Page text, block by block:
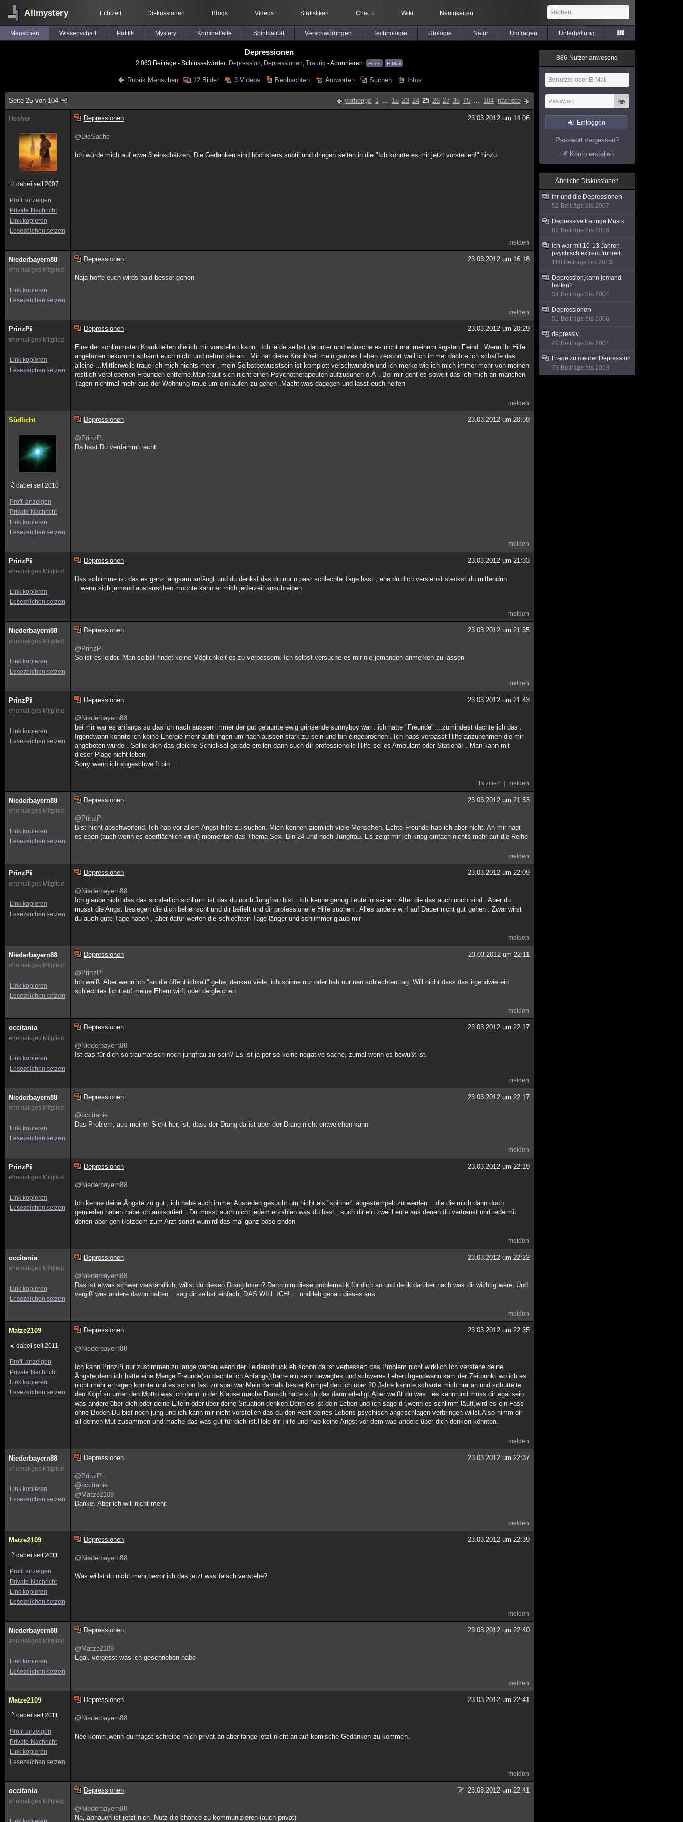
Allmystery Echtzeit Diskussionen Blogs Videos Statistiken Chat 2 Wiki Neuigkeiten
Menschen Wissenschaft Politik Mystery Kriminalfälle Spiritualität Verschwörungen Technologie Ufologie Natur Umfragen Unterhaltung
Depressionen
2.063 Beiträge ▪ Schlüsselwörter: Depression Depressionen Traurig ▪ Abonnieren: Feed E-Mail
Rubrik Menschen 12 Bilder 3 Videos Beobachten Antworten Suchen Infos
Seite 25 von 104 vorherige 1 ... 15 23 24 25 26 27 35 75 ... 104 nächste
Hesher
dabei seit 2007
Profil anzeigen
Private Nachricht
Link kopieren
Lesezeichen setzen
Depressionen 23.03.2012 um 14:06
@DieSache
Ich würde mich auf etwa 3 einschätzen. Die Gedanken sind höchstens subtil und dringen selten in die "Ich könnte es mir jetzt vorstellen!" hinzu.
melden
Niederbayern88
ehemaliges Mitglied
Link kopieren
Lesezeichen setzen
Depressionen 23.03.2012 um 16:18
Naja hoffe euch wirds bald besser gehen
melden
PrinzPi
ehemaliges Mitglied
Link kopieren
Lesezeichen setzen
Depressionen 23.03.2012 um 20:29
Eine der schlimmsten Krankheiten die ich mir vorstellen kann...Ich leide selbst darunter und wünsche es nicht mal meinem ärgsten Feind . Wenn ihr Hilfe
angeboten bekommt schämt euch nicht und nehmt sie an . Mir hat diese Krankheit mein ganzes Leben zerstört weil ich immer dachte ich schaffe das
alleine ...Mittlerweile traue ich mich nichts mehr , mein Selbstbewusstsein ist komplett verschwunden und ich merke wie ich mich immer mehr von meinen
restlich verbliebenen Freunden entferne.Man traut sich nicht einen Psychotherapeuten aufzusuhen o.Ä . Bei mir geht es soweit das ich mich an manchen
Tagen nichtmal mehr aus der Wohnung traue um einkaufen zu gehen .Macht was dagegen und lasst euch helfen
melden
Südlicht
dabei seit 2010
Profil anzeigen
Private Nachricht
Link kopieren
Lesezeichen setzen
Depressionen 23.03.2012 um 20:59
@PrinzPi
Da hast Du verdammt recht.
melden
PrinzPi
ehemaliges Mitglied
Link kopieren
Lesezeichen setzen
Depressionen 23.03.2012 um 21:33
Das schlimme ist das es ganz langsam anfängt und du denkst das du nur n paar schlechte Tage hast , ehe du dich versiehst steckst du mittendrin
...wenn sich jemand austauschen möchte kann er mich jederzeit anschreiben .
melden
Niederbayern88
ehemaliges Mitglied
Link kopieren
Lesezeichen setzen
Depressionen 23.03.2012 um 21:35
@PrinzPi
So ist es leider. Man selbst findet keine Möglichkeit es zu verbessern. Ich selbst versuche es mir nie jemanden anmerken zu lassen
melden
PrinzPi
ehemaliges Mitglied
Link kopieren
Lesezeichen setzen
Depressionen 23.03.2012 um 21:43
@Niederbayern88
bei mir war es anfangs so das ich nach aussen immer der gut gelaunte ewig grinsende sunnyboy war . ich hatte "Freunde" ...zumindest dachte ich das .
Irgendwann konnte ich keine Energie mehr aufbringen um nach aussen stark zu sein und bin eingebrochen . Ich habs verpasst Hilfe anzunehmen die mir
angeboten wurde . Sollte dich das gleiche Schicksal gerade ereilen dann such dir professionelle Hilfe sei es Ambulant oder Stationär . Man kann mit
dieser Plage nicht leben.
Sorry wenn ich abgeschweift bin ...
1x zitiert melden
Niederbayern88
ehemaliges Mitglied
Link kopieren
Lesezeichen setzen
Depressionen 23.03.2012 um 21:53
@PrinzPi
Bist nicht abschweifend. Ich hab vor allem Angst hilfe zu suchen. Mich kennen ziemlich viele Menschen. Echte Freunde hab ich aber nicht. An mir nagt
es eben (auch wenn es oberflächlich wirkt) momentan das Thema Sex. Bin 24 und noch Jungfrau. Es zeigt mir ich krieg einfach nichts mehr auf die Reihe
melden
PrinzPi
ehemaliges Mitglied
Link kopieren
Lesezeichen setzen
Depressionen 23.03.2012 um 22:09
@Niederbayern88
Ich glaube nicht das das sonderlich schlimm ist das du noch Jungfrau bist . Ich kenne genug Leute in seinem Alter die das auch noch sind . Aber du
musst die Angst besiegen die dich beherrscht und dir befielt und dir professionelle Hilfe suchen . Alles andere wirf auf Dauer nicht gut gehen . Zwar wirst
du auch gute Tage haben , aber dafür werfen die schlechten Tage länger und schlimmer glaub mir
melden
Niederbayern88
ehemaliges Mitglied
Link kopieren
Lesezeichen setzen
Depressionen 23.03.2012 um 22:11
@PrinzPi
Ich weiß. Aber wenn ich "an die öffentlichkeit" gehe, denken viele, ich spinne nur oder hab nur nen schlechten tag. Will nicht dass das irgendwie ein
schlechtes licht auf meine Eltern wirft oder dergleichen
melden
occitania
ehemaliges Mitglied
Link kopieren
Lesezeichen setzen
Depressionen 23.03.2012 um 22:17
@Niederbayern88
Ist das für dich so traumatisch noch jungfrau zu sein? Es ist ja per se keine negative sache, zumal wenn es bewußt ist.
melden
Niederbayern88
ehemaliges Mitglied
Link kopieren
Lesezeichen setzen
Depressionen 23.03.2012 um 22:17
@occitania
Das Problem, aus meiner Sicht her, ist, dass der Drang da ist aber der Drang nicht entweichen kann
melden
PrinzPi
ehemaliges Mitglied
Link kopieren
Lesezeichen setzen
Depressionen 23.03.2012 um 22:19
@Niederbayern88
Ich kenne deine Ängste zu gut , ich habe auch immer Ausreden gesucht um nicht als "spinner" abgestempelt zu werden ...die die mich dann doch
gemieden haben habe ich aussortiert . Du musst auch nicht jedem erzählen was du hast , such dir ein zwei Leute aus denen du vertraust und rede mit
denen aber geh trotzdem zum Arzt sonst wumird das mal ganz böse enden
melden
occitania
ehemaliges Mitglied
Link kopieren
Lesezeichen setzen
Depressionen 23.03.2012 um 22:22
@Niederbayern88
Das ist etwas schwer verständlich, willst du diesen Drang lösen? Dann nim diese problematik für dich an und denk darüber nach was dir wichtig wäre. Und
vergiß was andere davon halten... sag dir selbst einfach, DAS WILL ICH! ... und leb genau dieses aus
melden
Matze2109
dabei seit 2011
Profil anzeigen
Private Nachricht
Link kopieren
Lesezeichen setzen
Depressionen 23.03.2012 um 22:35
@Niederbayern88
Ich kann PrinzPi nur zustimmen,zu lange warten wenn der Leidensdruck eh schon da ist,verbessert das Problem nicht wirklich.Ich verstehe deine
Ängste,denn ich hatte eine Menge Freunde(so dachte ich Anfangs),hatte ein sehr bewegtes und schweres Leben.Irgendwann kam der Zeitpunkt wo ich es
nicht mehr ertragen konnte und es schon fast zu spät war.Mein damals bester Kumpel,den ich über 20 Jahre kannte,schaute mich nur an und schüttelte
den Kopf so unter den Motto was ich denn in der Klapse mache.Danach hatte sich das dann erledigt.Aber weißt du was...es kann und muss dir egal sein
was andere über dich oder deine Eltern oder über deine Situation denken.Denn es ist dein Leben und ich sage dir,wenn es schlimm läuft,wird es ein Fass
ohne Boden.Du bist noch jung und ich kann mir nicht vorstellen das du den Rest deines Lebens psychisch angeschlagen verbringen willst.Also nimm dir
all deinen Mut zusammen und mache das was gut für dich ist.Hole dir Hilfe und hab keine Angst vor dem was andere über dich denken könnten.
melden
Niederbayern88
ehemaliges Mitglied
Link kopieren
Lesezeichen setzen
Depressionen 23.03.2012 um 22:37
@PrinzPi
@occitania
@Matze2109
Danke. Aber ich will nicht mehr.
melden
Matze2109
dabei seit 2011
Profil anzeigen
Private Nachricht
Link kopieren
Lesezeichen setzen
Depressionen 23.03.2012 um 22:39
@Niederbayern88
Was willst du nicht mehr,bevor ich das jetzt was falsch verstehe?
melden
Niederbayern88
ehemaliges Mitglied
Link kopieren
Lesezeichen setzen
Depressionen 23.03.2012 um 22:40
@Matze2109
Egal. vergesst was ich geschrieben habe
melden
Matze2109
dabei seit 2011
Profil anzeigen
Private Nachricht
Link kopieren
Lesezeichen setzen
Depressionen 23.03.2012 um 22:41
@Niederbayern88
Nee komm,wenn du magst schreibe mich privat an aber fange jetzt nicht an auf komische Gedanken zu kommen.
melden
occitania
ehemaliges Mitglied
Depressionen 23.03.2012 um 22:41
@Niederbayern88
Na, abhauen ist jetzt nich. Nutz die chance zu kommunizieren (auch privat)
886 Nutzer anwesend
Einloggen
Passwort vergessen?
Konto erstellen
Ähnliche Diskussionen
Ihr und die Depressionen
52 Beiträge bis 2007
Depressive traurige Musik
82 Beiträge bis 2013
Ich war mit 10-13 Jahren
psychisch extrem frühreif.
110 Beiträge bis 2013
Depression,kann jemand
helfen?
34 Beiträge bis 2004
Depressionen
51 Beiträge bis 2006
depressiv
49 Beiträge bis 2004
Frage zu meiner Depression
73 Beiträge bis 2013